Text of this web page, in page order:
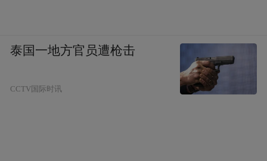
泰国一地方官员遭枪击
CCTV国际时讯